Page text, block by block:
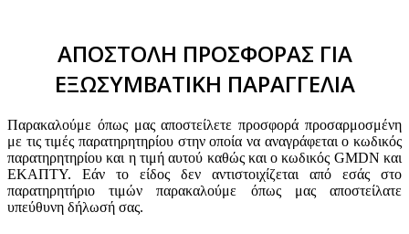
ΑΠΟΣΤΟΛΗ ΠΡΟΣΦΟΡΑΣ ΓΙΑ
ΕΞΩΣΥΜΒΑΤΙΚΗ ΠΑΡΑΓΓΕΛΙΑ
Παρακαλούμε όπως μας αποστείλετε προσφορά προσαρμοσμένη
με τις τιμές παρατηρητηρίου στην οποία να αναγράφεται ο κωδικός
παρατηρητηρίου και η τιμή αυτού καθώς και ο κωδικός GMDN και
ΕΚΑΠΤΥ. Εάν το είδος δεν αντιστοιχίζεται από εσάς στο
παρατηρητήριο τιμών παρακαλούμε όπως μας αποστείλατε
υπεύθυνη δήλωσή σας.